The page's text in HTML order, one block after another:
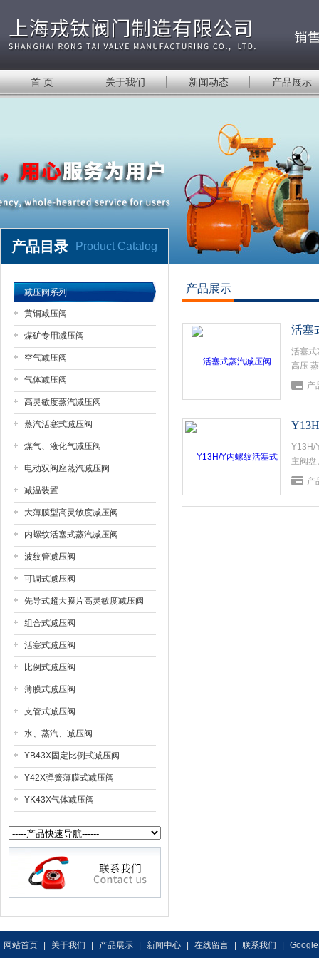
上海戎钛阀门制造有限公司
首 页 关于我们 新闻动态 产品展示
产品目录 Product Catalog
减压阀系列
黄铜减压阀
煤矿专用减压阀
空气减压阀
气体减压阀
高灵敏度蒸汽减压阀
蒸汽活塞式减压阀
煤气、液化气减压阀
电动双阀座蒸汽减压阀
减温装置
大薄膜型高灵敏度减压阀
内螺纹活塞式蒸汽减压阀
波纹管减压阀
可调式减压阀
先导式超大膜片高灵敏度减压阀
组合式减压阀
活塞式减压阀
比例式减压阀
薄膜式减压阀
支管式减压阀
水、蒸汽、减压阀
YB43X固定比例式减压阀
Y42X弹簧薄膜式减压阀
YK43X气体减压阀
产品展示
活塞
活塞式
高压
主阀主
产
Y13H/
主阀
通过调
产
网站首页 关于我们 产品展示 新闻中心 在线留言 联系我们